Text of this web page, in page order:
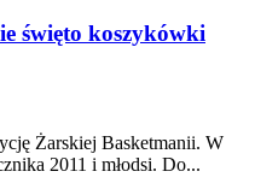
święto koszykówki
Żarskiej Basketmanii. W
2011 i młodsi. Do...